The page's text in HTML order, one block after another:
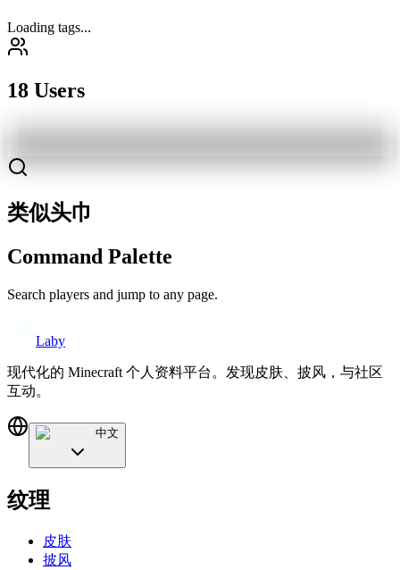
Loading tags...
18 Users
类似头巾
Command Palette
Search players and jump to any page.
Laby
现代化的 Minecraft 个人资料平台。发现皮肤、披风，与社区
互动。
中文
纹理
皮肤
披风